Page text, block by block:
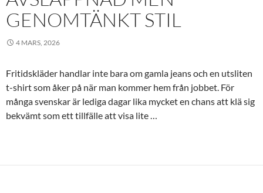
GENOMTÄNKT STIL
4 MARS, 2026
Fritidskläder handlar inte bara om gamla jeans och en utsliten
t-shirt som åker på när man kommer hem från jobbet. För
många svenskar är lediga dagar lika mycket en chans att klä sig
bekvämt som ett tillfälle att visa lite …